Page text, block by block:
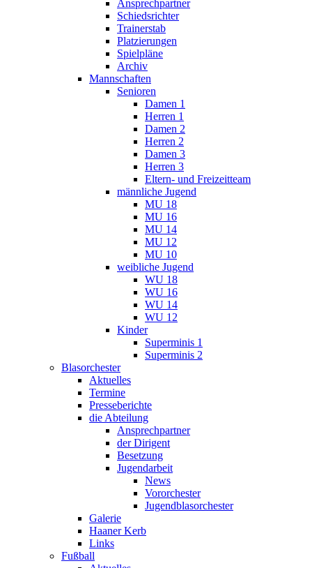
Ansprechpartner
Schiedsrichter
Trainerstab
Platzierungen
Spielpläne
Archiv
Mannschaften
Senioren
Damen 1
Herren 1
Damen 2
Herren 2
Damen 3
Herren 3
Eltern- und Freizeitteam
männliche Jugend
MU 18
MU 16
MU 14
MU 12
MU 10
weibliche Jugend
WU 18
WU 16
WU 14
WU 12
Kinder
Superminis 1
Superminis 2
Blasorchester
Aktuelles
Termine
Presseberichte
die Abteilung
Ansprechpartner
der Dirigent
Besetzung
Jugendarbeit
News
Vororchester
Jugendblasorchester
Galerie
Haaner Kerb
Links
Fußball